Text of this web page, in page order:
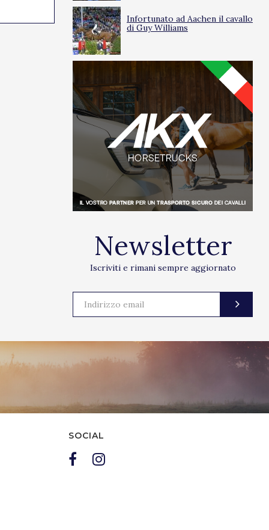
Infortunato ad Aachen il cavallo
di Guy Williams
Newsletter
Iscriviti e rimani sempre aggiornato
SOCIAL